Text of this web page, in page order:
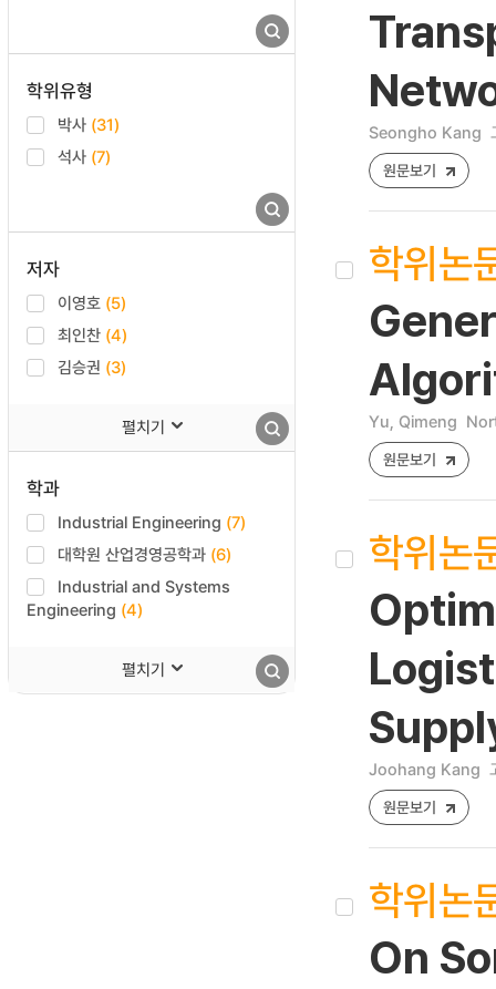
학위유형
박사 (31)
석사 (7)
저자
이영호 (5)
최인찬 (4)
김승권 (3)
펼치기
학과
Industrial Engineering (7)
대학원 산업경영공학과 (6)
Industrial and Systems
Engineering (4)
펼치기
Seongho Kang
원문보기
학위논
Yu, Qimeng
원문보기
학위논
Joohang Kang
원문보기
학위논
On